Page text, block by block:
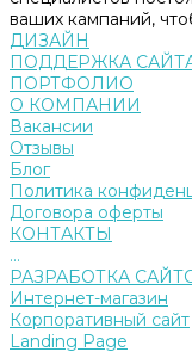
ваших кампаний,
ДИЗАЙН
ПОДДЕРЖКА
ПОРТФОЛИО
О КОМПАНИИ
Вакансии
Отзывы
Блог
Политика
Договора оферты
КОНТАКТЫ
...
РАЗРАБОТКА
Интернет-магазин
Корпоративный сайт
Landing Page